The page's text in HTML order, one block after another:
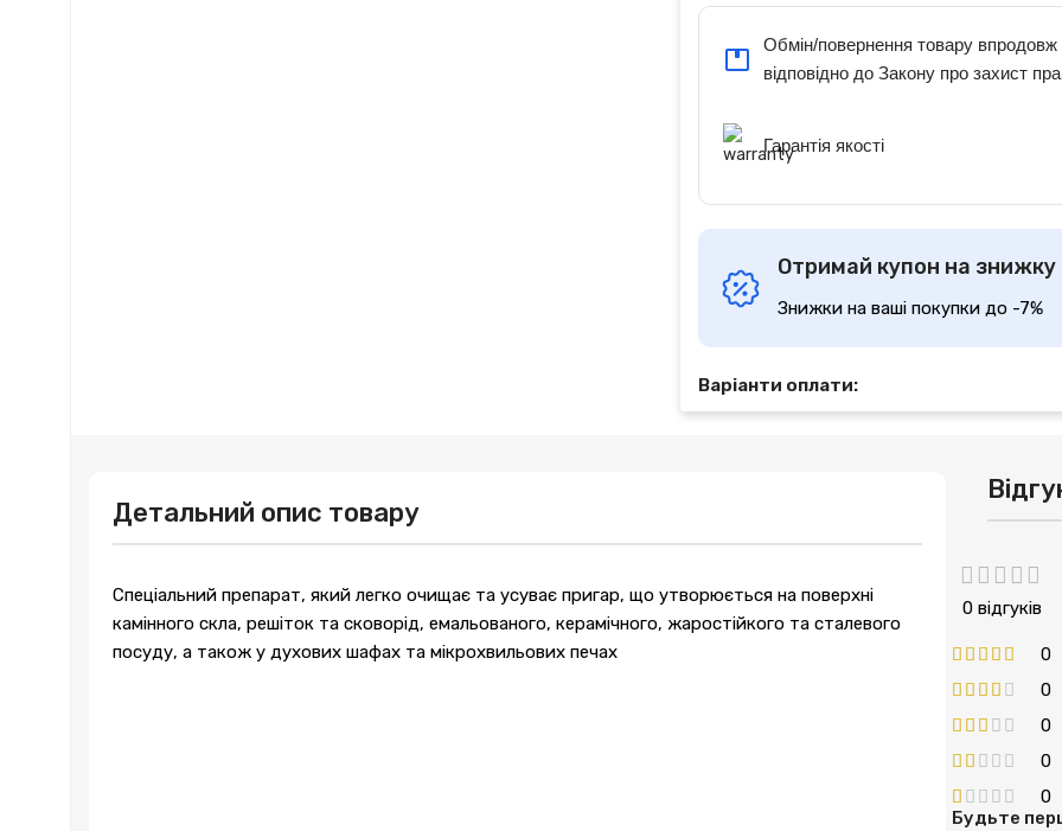
Обмін/повернення товару впродовж
відповідно до Закону про захист
Гарантія якості
Отримай купон на знижку
Знижки на ваші покупки до -7%
Варіанти оплати:
Детальний опис товару
Спеціальний препарат, який легко очищає та усуває пригар, що утворюється на поверхні
камінного скла, решіток та сковорід, емальованого, керамічного, жаростійкого та сталевого
посуду, а також у духових шафах та мікрохвильових печах
0 відгуків
0
0
0
0
0
Будьте